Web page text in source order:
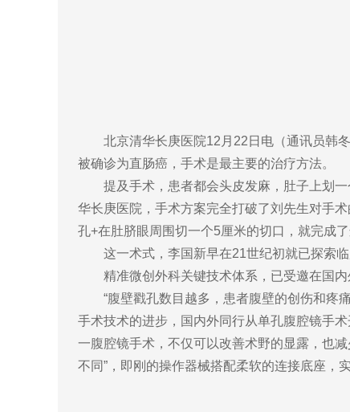
北京清华长庚医院12月22日电（通讯员韩
被确诊为直肠癌，手术是最主要的治疗方法。
提及手术，患者都会头皮发麻，肚子上划
华长庚医院，手术方案完全打破了刘先生对手
孔+在肚脐眼周围切一个5厘米的切口，就完成
这一术式，李国新早在21世纪初就已探索
精准微创外科关键技术体系，已受邀在国
“腹壁戳孔数目越多，患者腹壁的创伤和疼
手术技术的进步，国内外同行从单孔腹腔镜手
一腹腔镜手术，不仅可以改善术野的显露，也
不同”，即刚的操作器械搭配柔软的连接底座，